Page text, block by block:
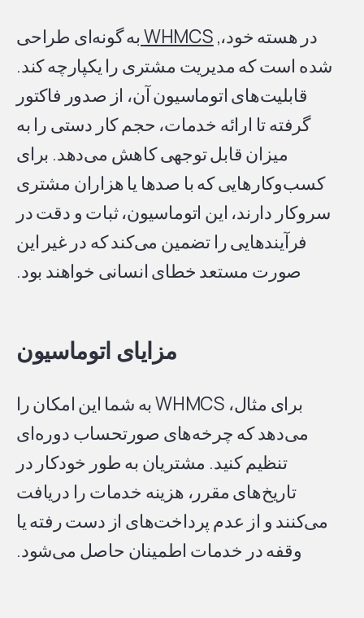
در هسته خود،,WHMCSبه گونه‌ای طراحی
شده است که مدیریت مشتری را یکپارچه کند.
قابلیت‌های اتوماسیون آن، از صدور فاکتور
گرفته تا ارائه خدمات، حجم کار دستی را به
میزان قابل توجهی کاهش می‌دهد. برای
کسب‌وکارهایی که با صدها یا هزاران مشتری
سروکار دارند، این اتوماسیون، ثبات و دقت در
فرآیندهایی را تضمین می‌کند که در غیر این
صورت مستعد خطای انسانی خواهند بود.
مزایای اتوماسیون
برای مثال، WHMCS به شما این امکان را
می‌دهد که چرخه‌های صورتحساب دوره‌ای
تنظیم کنید. مشتریان به طور خودکار در
تاریخ‌های مقرر، هزینه خدمات را دریافت
می‌کنند و از عدم پرداخت‌های از دست رفته یا
وقفه در خدمات اطمینان حاصل می‌شود.